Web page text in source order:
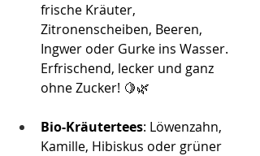
frische Kräuter,
Zitronenscheiben, Beeren,
Ingwer oder Gurke ins Wasser.
Erfrischend, lecker und ganz
ohne Zucker! 🍋🌿
Bio-Kräutertees: Löwenzahn,
Kamille, Hibiskus oder grüner